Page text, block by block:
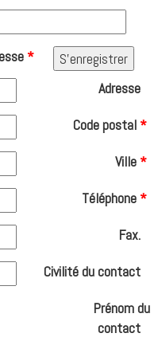
*
Adresse
Code postal*
Ville*
Téléphone*
Fax.
Civilité du contact
Prénom du
contact